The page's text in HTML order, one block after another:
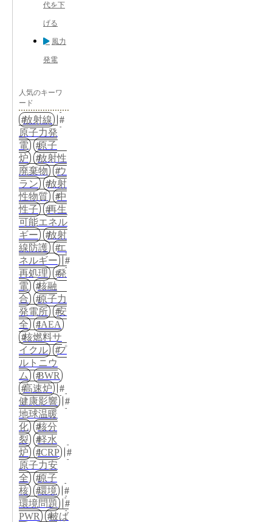
代を下
げる
風力
発電
人気のキーワ
ード
放射線
原子力発
電
原子
炉
放射性
廃棄物
ウ
ラン
放射
性物質
中
性子
再生
可能エネル
ギー
放射
線防護
エ
ネルギー
再処理
発
電
核融
合
原子力
発電所
安
全
IAEA
核燃料サ
イクル
プ
ルトニウ
ム
BWR
高速炉
健康影響
地球温暖
化
核分
裂
軽水
炉
ICRP
原子力安
全
原子
核
環境
環境問題
PWR
被ば